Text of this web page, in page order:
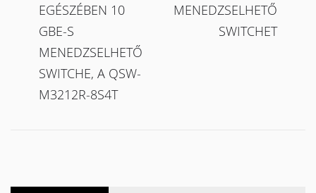
EGÉSZÉBEN 10
GBE-S
MENEDZSELHETŐ
SWITCHE, A QSW-
M3212R-8S4T
MENEDZSELHETŐ
SWITCHET